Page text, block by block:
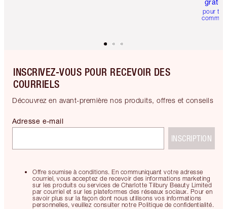
pour
INSCRIVEZ-VOUS POUR RECEVOIR DES
COURRIELS
Découvrez en avant-première nos produits, offres et conseils
Offre soumise à conditions. En communiquant votre adresse
courriel, vous acceptez de recevoir des informations marketing
sur les produits ou services de Charlotte Tilbury Beauty Limited
par courriel et sur les plateformes des réseaux sociaux. Pour en
savoir plus sur la façon dont nous utilisons vos informations
personnelles, veuillez consulter notre Politique de confidentialité.
Adresse e-mail
INSCRIPTION